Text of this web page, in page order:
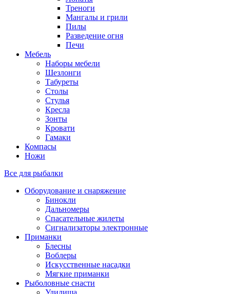
Треноги
Мангалы и грили
Пилы
Разведение огня
Печи
Мебель
Наборы мебели
Шезлонги
Табуреты
Столы
Стулья
Кресла
Зонты
Кровати
Гамаки
Компасы
Ножи
Все для рыбалки
Оборудование и снаряжение
Бинокли
Дальномеры
Спасательные жилеты
Сигнализаторы электронные
Приманки
Блесны
Воблеры
Искусственные насадки
Мягкие приманки
Рыболовные снасти
Удилища